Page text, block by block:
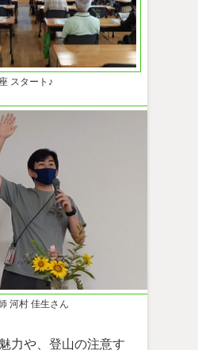
スタート♪
河村 佳生さん
力や、登山の注意す